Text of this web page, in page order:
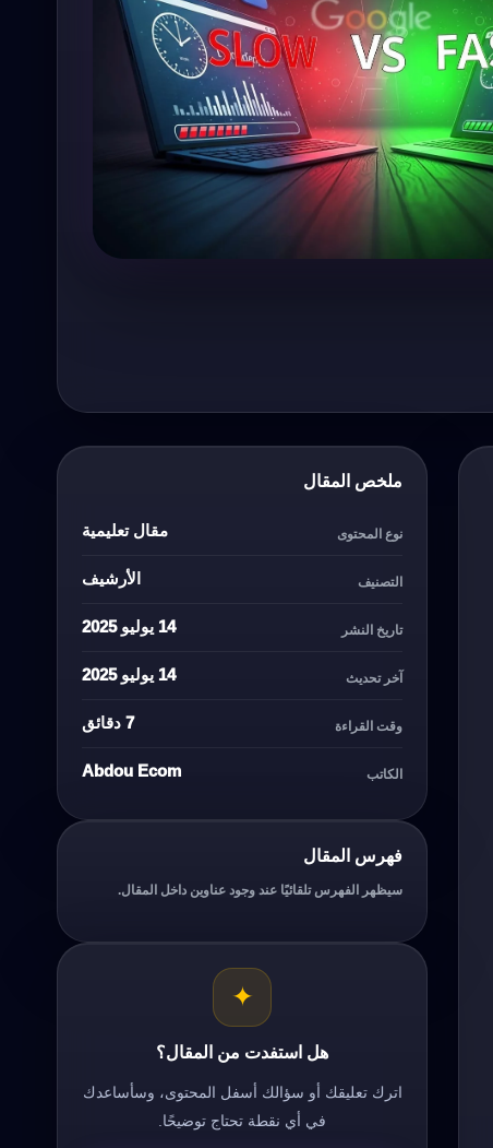
ملخص المقال
نوع المحتوى مقال تعليمية
التصنيف الأرشيف
تاريخ النشر 14 يوليو 2025
آخر تحديث 14 يوليو 2025
وقت القراءة 7 دقائق
الكاتب Abdou Ecom
فهرس المقال
سيظهر الفهرس تلقائيًا عند وجود عناوين داخل المقال.
✦
هل استفدت من المقال؟
اترك تعليقك أو سؤالك أسفل المحتوى، وسأساعدك
في أي نقطة تحتاج توضيحًا.